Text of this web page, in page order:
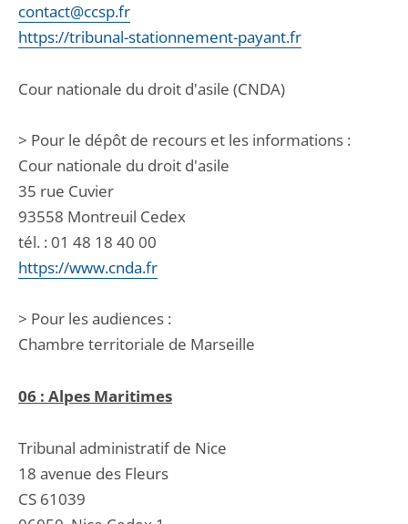
contact@ccsp.fr
https://tribunal-stationnement-payant.fr
Cour nationale du droit d'asile (CNDA)
> Pour le dépôt de recours et les informations :
Cour nationale du droit d'asile
35 rue Cuvier
93558 Montreuil Cedex
tél. : 01 48 18 40 00
https://www.cnda.fr
> Pour les audiences :
Chambre territoriale de Marseille
06 : Alpes Maritimes
Tribunal administratif de Nice
18 avenue des Fleurs
CS 61039